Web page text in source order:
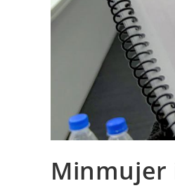
Minmujer